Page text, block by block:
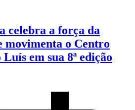
celebra a força da
movimenta o Centro
em sua 8ª edição